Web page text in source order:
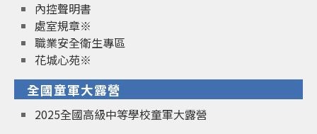
內控聲明書
處室規章※
職業安全衛生專區
花城心苑※
全國童軍大露營
2025全國高級中等學校童軍大露營